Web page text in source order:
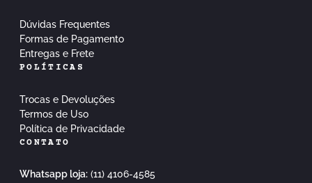
Dúvidas Frequentes
Formas de Pagamento
Entregas e Frete
POLÍTICAS
Trocas e Devoluções
Termos de Uso
Política de Privacidade
CONTATO
Whatsapp loja: (11) 4106-4585